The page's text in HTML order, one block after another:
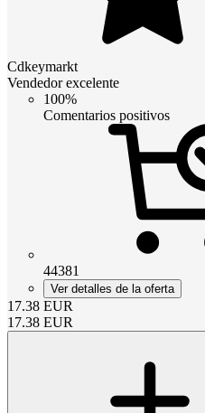
Cdkeymarkt
Vendedor excelente
100%
Comentarios positivos
44381
Ver detalles de la oferta
17.38 EUR
17.38 EUR